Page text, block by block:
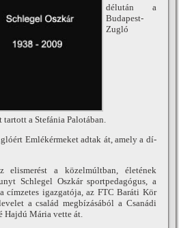
délután a
Budapest-
Zugló
a Stefánia Palotában.
Emlékérmeket adtak át, amely a dí­
elismerést a közelmúltban, életének
Schlegel Oszkár sportpedagógus, a
cí­mzetes igazgatója, az FTC Baráti Kör
a család megbí­zásából a Csanádi
Hajdú Mária vette át.